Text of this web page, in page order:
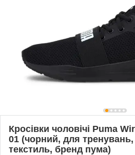
Кросівки чоловічі Puma
01 (чорний, для тренувань,
текстиль, бренд пума)